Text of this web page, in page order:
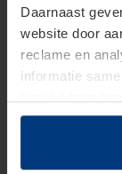
Daarnaast
website door
reclame en
informatie
hun diensten
Juridisch